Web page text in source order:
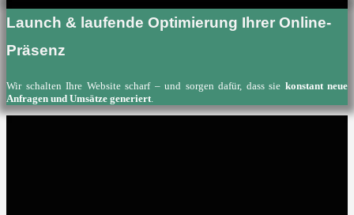
Launch & laufende Optimierung Ihrer Online-
Präsenz
Wir schalten Ihre Website scharf – und sorgen dafür, dass sie konstant neue
Anfragen und Umsätze generiert.